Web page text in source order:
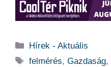
Kategória
Hírek - Aktuális
Címkék
felmérés,Gazdaság,